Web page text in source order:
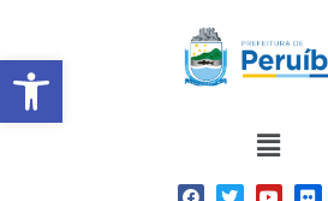
Barra de